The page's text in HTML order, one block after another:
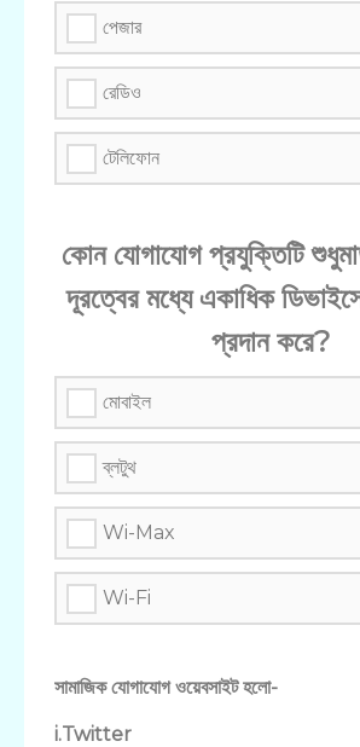
পেজার
রেডিও
টেলিফোন
কোন যোগাযোগ প্রযুক্তিটি
দূরত্বের মধ্যে একাধিক
প্রদান করে?
মোবাইল
ব্লটুথ
Wi-Max
Wi-Fi
সামাজিক যোগাযোগ ওয়েবসাইট হলো-
i.Twitter